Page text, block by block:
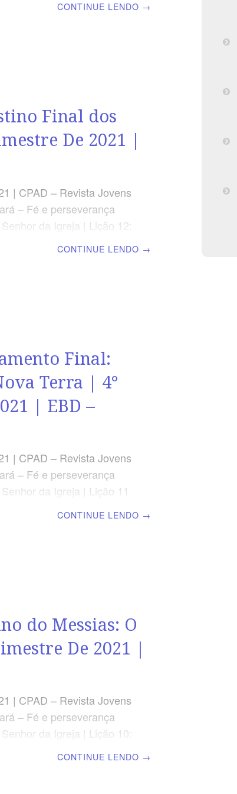
qualquer dia e hora, por
CONTINUE LENDO →
Final dos
De 2021 |
| CPAD – Revista Jovens
– Fé e perseverança
da Igreja | Lição 12:
ao pleno
da
CONTINUE LENDO →
Final:
Terra | 4°
| EBD –
| CPAD – Revista Jovens
– Fé e perseverança
da Igreja | Lição 11
a prestação de
CONTINUE LENDO →
do Messias: O
De 2021 |
| CPAD – Revista Jovens
– Fé e perseverança
da Igreja | Lição 10:
CONTINUE LENDO →